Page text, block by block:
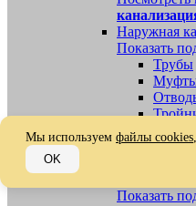
Наружная
Показать
Трубы
Посмотреть
Показать
Мы используем файлы cookies
OK